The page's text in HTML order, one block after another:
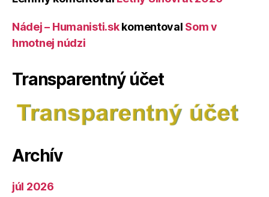
Nádej – Humanisti.skkomentoval Som v
hmotnej núdzi
Transparentný účet
Archív
júl 2026